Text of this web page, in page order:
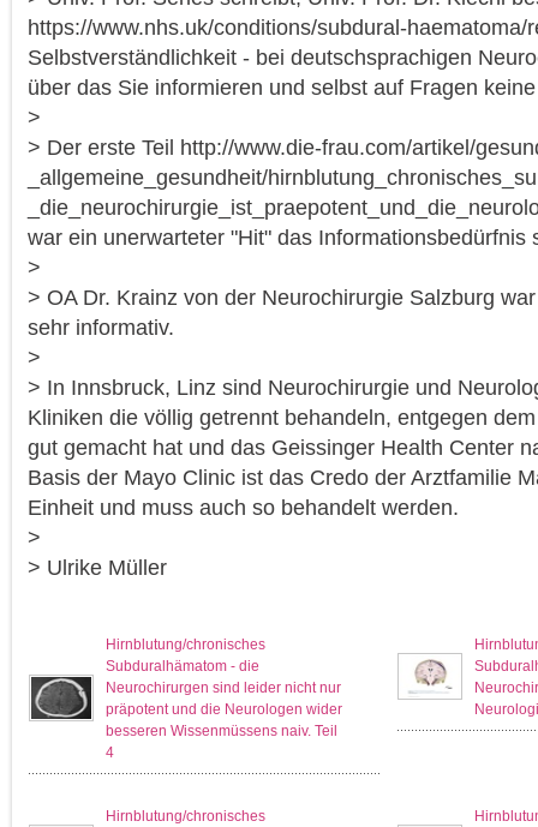
https://www.nhs.uk/conditions/subdural-haematoma/
Selbstverständlichkeit - bei deutschsprachigen
über das Sie informieren und selbst auf Fragen
>
> Der erste Teil http://www.die-frau.com/artikel/
_allgemeine_gesundheit/
war ein unerwarteter "Hit" das Informationsbedürfnis
>
> OA Dr. Krainz von der Neurochirurgie Salzburg
sehr informativ.
>
> In Innsbruck, Linz sind Neurochirurgie und
Kliniken die völlig getrennt behandeln, entgegen
gut gemacht hat und das Geissinger Health Center
Basis der Mayo Clinic ist das Credo der Arztfamilie
Einheit und muss auch so behandelt werden.
>
> Ulrike Müller
Hirnblutung/chronisches
Subduralhämatom - die
Neurochirurgen sind leider nicht nur
präpotent und die Neurologen wider
besseren Wissenmüssens naiv. Teil
4
Hirnblutung/chronisches